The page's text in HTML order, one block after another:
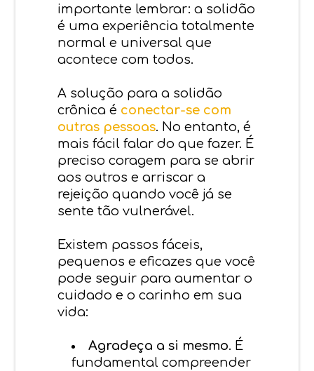
importante lembrar: a solidão
é uma experiência totalmente
normal e universal que
acontece com todos.
A solução para a solidão
crônica é conectar-se com
outras pessoas. No entanto, é
mais fácil falar do que fazer. É
preciso coragem para se abrir
aos outros e arriscar a
rejeição quando você já se
sente tão vulnerável.
Existem passos fáceis,
pequenos e eficazes que você
pode seguir para aumentar o
cuidado e o carinho em sua
vida:
Agradeça a si mesmo. É
fundamental compreender